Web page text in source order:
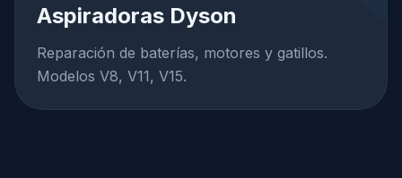
Aspiradoras Dyson
Reparación de baterías, motores y gatillos.
Modelos V8, V11, V15.